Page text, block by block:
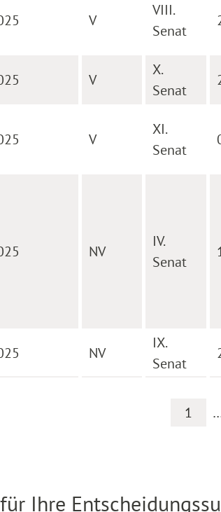
V
VIII.
Senat
V
X.
Senat
V
XI.
Senat
NV
IV.
Senat
NV
IX.
Senat
1
Ihre